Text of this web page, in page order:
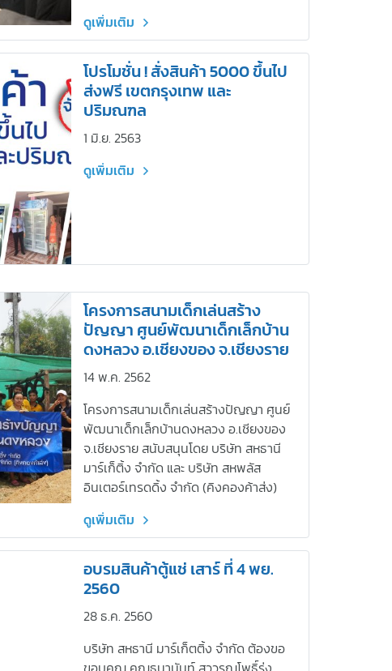
ดูเพิ่มเติม
โปรโมชั่น ! สั่งสินค้า 5000 ขึ้นไป
ส่งฟรี เขตกรุงเทพ และ
ปริมณฑล
1 มิ.ย. 2563
ดูเพิ่มเติม
โครงการสนามเด็กเล่นสร้าง
ปัญญา ศูนย์พัฒนาเด็กเล็กบ้าน
ดงหลวง อ.เชียงของ จ.เชียงราย
14 พ.ค. 2562
โครงการสนามเด็กเล่นสร้างปัญญา ศูนย์
พัฒนาเด็กเล็กบ้านดงหลวง อ.เชียงของ
จ.เชียงราย สนับสนุนโดย บริษัท สหธานี
มาร์เก็ติ้ง จำกัด และ บริษัท สหพลัส
อินเตอร์เทรดดิ้ง จำกัด (คิงคองค้าส่ง)
ดูเพิ่มเติม
อบรมสินค้าตู้แช่ เสาร์ ที่ 4 พย.
2560
28 ธ.ค. 2560
บริษัท สหธานี มาร์เก็ตติ้ง จำกัด ต้องขอ